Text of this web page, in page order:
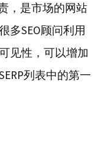
，是市场的网站
多SEO顾问利用
见性，可以增加
列表中的第一